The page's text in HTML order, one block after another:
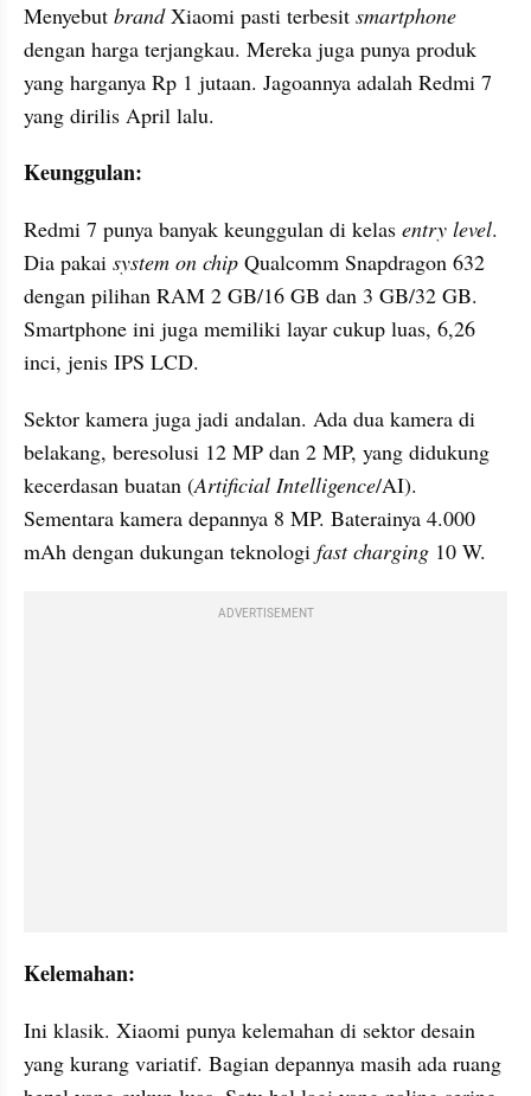
Menyebut brand Xiaomi pasti terbesit
dengan harga terjangkau. Mereka juga punya produk
yang harganya Rp 1 jutaan. Jagoannya adalah Redmi 7
yang dirilis April lalu.
Keunggulan:
Redmi 7 punya banyak keunggulan di kelas entry level.
Dia pakai system on chip Qualcomm Snapdragon 632
dengan pilihan RAM 2 GB/16 GB dan 3 GB/32 GB.
Smartphone ini juga memiliki layar cukup luas, 6,26
inci, jenis IPS LCD.
Sektor kamera juga jadi andalan. Ada dua kamera di
belakang, beresolusi 12 MP dan 2 MP, yang didukung
kecerdasan buatan (Artificial Intelligence/AI).
Sementara kamera depannya 8 MP. Baterainya 4.000
mAh dengan dukungan teknologi fast charging 10 W.
ADVERTISEMENT
Kelemahan:
Ini klasik. Xiaomi punya kelemahan di sektor desain
yang kurang variatif. Bagian depannya masih ada ruang